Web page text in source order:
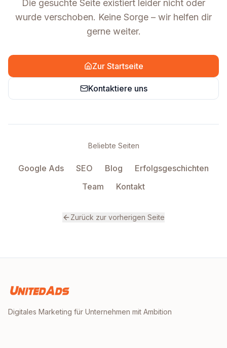
Die gesuchte Seite existiert leider nicht oder
wurde verschoben. Keine Sorge – wir helfen dir
gerne weiter.
Zur Startseite
Kontaktiere uns
Beliebte Seiten
Google Ads SEO Blog
Erfolgsgeschichten
Team
Kontakt
Zurück zur vorherigen Seite
Digitales Marketing für Unternehmen mit Ambition